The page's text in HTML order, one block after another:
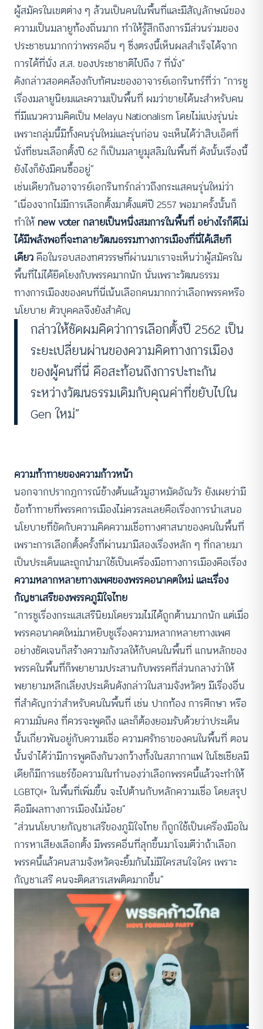
ผู้สมัครในเขตต่าง ๆ ล้วนเป็นคนในพื้นที่และมีสัญลักษณ์ของ
ความเป็นมลายูท้องถิ่นมาก ทำให้รู้สึกถึงการมีส่วนร่วมของ
ประชาชนมากกว่าพรรคอื่น ๆ ซึ่งตรงนี้เห็นผลสำเร็จได้จาก
การได้ที่นั่ง ส.ส. ของประชาชาติไปถึง 7 ที่นั่ง”
ดังกล่าวสอดคล้องกับทัศนะของอาจารย์เอกรินทร์ที่ว่า “การชู
เรื่องมลายูนิยมและความเป็นพื้นที่ ผมว่าขายได้นะสำหรับคน
ที่มีแนวความคิดเป็น Melayu Nationalism โดยไม่แบ่งรุ่นน่ะ
เพราะกลุ่มนี้มีทั้งคนรุ่นใหม่และรุ่นก่อน จะเห็นได้ว่าสิบเอ็ดที่
นั่งที่ชนะเลือกตั้งปี 62 ก็เป็นมลายูมุสลิมในพื้นที่ ดังนั้นเรื่องนี้
ยังไงก็ยังมีคนซื้ออยู่”
เช่นเดียวกันอาจารย์เอกรินทร์กล่าวถึงกระแสคนรุ่นใหม่ว่า
“เนื่องจากไม่มีการเลือกตั้งมาตั้งแต่ปี 2557 พอมาครั้งนั้นก็
ทำให้ new voter กลายเป็นหนึ่งสมการในพื้นที่ อย่างไรก็ดีไม่
ได้มีพลังพอที่จะทลายวัฒนธรรมทางการเมืองที่นี่ได้เสียที
เดียวคือในรอบสองทศวรรษที่ผ่านมาเราจะเห็นว่าผู้สมัครใน
พื้นที่ไม่ได้ยึดโยงกับพรรคมากนัก นั่นเพราะวัฒนธรรม
ทางการเมืองของคนที่นี่เน้นเลือกคนมากกว่าเลือกพรรคหรือ
นโยบาย ตัวบุคคลจึงยังสำคัญ
กล่าวให้ชัดผมคิดว่าการเลือกตั้งปี 2562 เป็น
ระยะเปลี่ยนผ่านของความคิดทางการเมือง
ของผู้คนที่นี่ คือสะท้อนถึงการปะทะกัน
ระหว่างวัฒนธรรมเดิมกับคุณค่าที่ขยับไปใน
Gen ใหม่”
ความท้าทายของความก้าวหน้า
นอกจากปรากฏการณ์ข้างต้นแล้วมูฮาหมัดอัณวัร ยังเผยว่ามี
ข้อท้าทายที่พรรคการเมืองไม่ควรละเลยคือเรื่องการนำเสนอ
นโยบายที่ขัดกับความคิดความเชื่อทางศาสนาของคนในพื้นที่
เพราะการเลือกตั้งครั้งที่ผ่านมามีสองเรื่องหลัก ๆ ที่กลายมา
เป็นประเด็นและถูกนำมาใช้เป็นเครื่องมือทางการเมืองคือเรื่อง
ความหลากหลายทางเพศของพรรคอนาคตใหม่ และเรื่อง
กัญชาเสรีของพรรคภูมิใจไทย
“การชูเรื่องกระแสเสรีนิยมโดยรวมไม่ได้ถูกต้านมากนัก แต่เมื่อ
พรรคอนาคตใหม่มาหยิบชูเรื่องความหลากหลายทางเพศ
อย่างชัดเจนก็สร้างความกังวลให้กับคนในพื้นที่ แกนหลักของ
พรรคในพื้นที่ก็พยายามประสานกับพรรคที่ส่วนกลางว่าให้
พยายามหลีกเลี่ยงประเด็นดังกล่าวในสามจังหวัดฯ มีเรื่องอื่น
ที่สำคัญกว่าสำหรับคนในพื้นที่ เช่น ปากท้อง การศึกษา หรือ
ความมั่นคง ที่ควรจะพูดถึง และก็ต้องยอมรับด้วยว่าประเด็น
นั้นเกี่ยวพันอยู่กับความเชื่อ ความศรัทธาของคนในพื้นที่ ตอน
นั้นจำได้ว่ามีการพูดถึงกันวงกว้างทั้งในสภากาแฟ ในโซเชียลมี
เดียก็มีการแชร์ข้อความในทำนองว่าเลือกพรรคนี้แล้วจะทำให้
LGBTQI+ ในพื้นที่เพิ่มขึ้น จะไปต้านกับหลักความเชื่อ โดยสรุป
คือมีผลทางการเมืองไม่น้อย”
“ส่วนนโยบายกัญชาเสรีของภูมิใจไทย ก็ถูกใช้เป็นเครื่องมือใน
การหาเสียงเลือกตั้ง มีพรรคอื่นที่ลุกขึ้นมาโจมตีว่าถ้าเลือก
พรรคนี้แล้วคนสามจังหวัดจะยิ้มกันไม่มีใครสนใจใคร เพราะ
กัญชาเสรี คนจะติดสารเสพติดมากขึ้น”